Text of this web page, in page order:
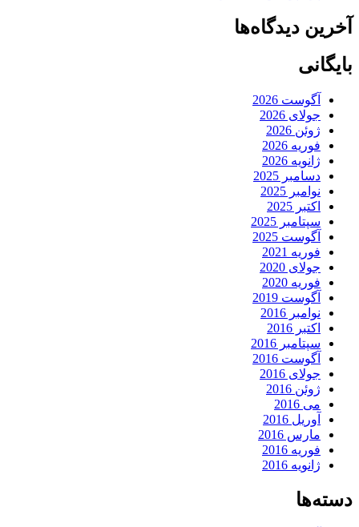
آخرین دیدگاه‌ها
بایگانی
آگوست 2026
جولای 2026
ژوئن 2026
فوریه 2026
ژانویه 2026
دسامبر 2025
نوامبر 2025
اکتبر 2025
سپتامبر 2025
آگوست 2025
فوریه 2021
جولای 2020
فوریه 2020
آگوست 2019
نوامبر 2016
اکتبر 2016
سپتامبر 2016
آگوست 2016
جولای 2016
ژوئن 2016
می 2016
آوریل 2016
مارس 2016
فوریه 2016
ژانویه 2016
دسته‌ها